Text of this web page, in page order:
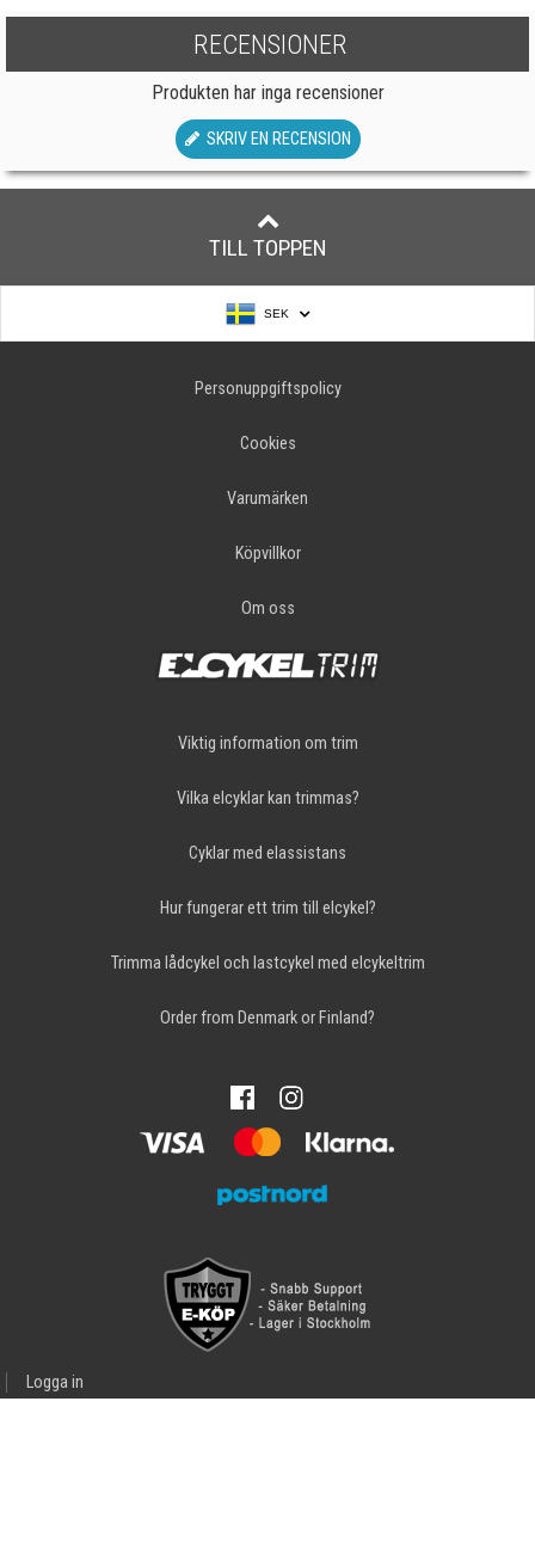
RECENSIONER
Produkten har inga recensioner
SKRIV EN RECENSION
TILL TOPPEN
SEK
Personuppgiftspolicy
Cookies
Varumärken
Köpvillkor
Om oss
Viktig information om trim
Vilka elcyklar kan trimmas?
Cyklar med elassistans
Hur fungerar ett trim till elcykel?
Trimma lådcykel och lastcykel med elcykeltrim
Order from Denmark or Finland?
Logga in